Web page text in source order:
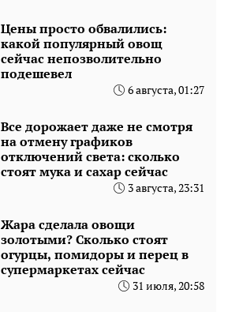
Цены просто обвалились:
какой популярный овощ
сейчас непозволительно
подешевел
6 августа, 01:27
Все дорожает даже не смотря
на отмену графиков
отключений света: сколько
стоят мука и сахар сейчас
3 августа, 23:31
Жара сделала овощи
золотыми? Сколько стоят
огурцы, помидоры и перец в
супермаркетах сейчас
31 июля, 20:58